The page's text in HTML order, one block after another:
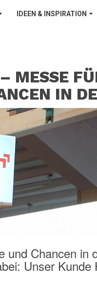
IDEEN & INSPIRATION
MESSE
IN
und Chancen in
Unser Kunde